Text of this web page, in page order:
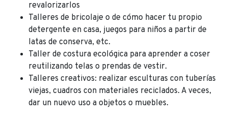
revalorizarlos
Talleres de bricolaje o de cómo hacer tu propio
detergente en casa, juegos para niños a partir de
latas de conserva, etc.
Taller de costura ecológica para aprender a coser
reutilizando telas o prendas de vestir.
Talleres creativos: realizar esculturas con tuberías
viejas, cuadros con materiales reciclados. A veces,
dar un nuevo uso a objetos o muebles.